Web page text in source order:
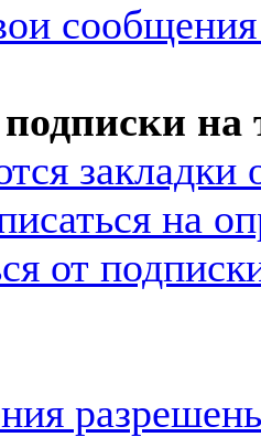
закладки
на
от